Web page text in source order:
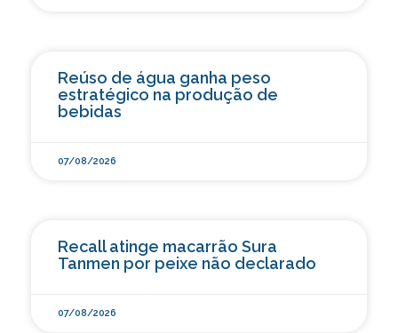
Reúso de água ganha peso
estratégico na produção de
bebidas
07/08/2026
Recall atinge macarrão Sura
Tanmen por peixe não declarado
07/08/2026